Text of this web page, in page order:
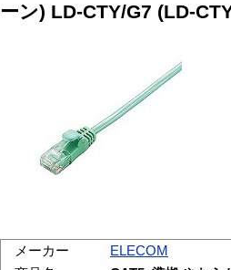
ーン) LD-CTY/G7 (LD-
メーカー
ELECOM